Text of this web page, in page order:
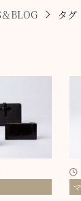
BLOG タ